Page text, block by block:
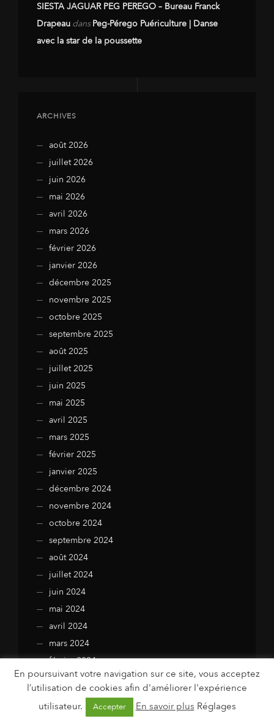
SIESTA JAGUAR PEG PEREGO – Bureau Franck
Drapeau dansPeg-Pérego Puériculture | Danse
avec la star de la poussette
ARCHIVES
août 2026
juillet 2026
juin 2026
mai 2026
avril 2026
mars 2026
février 2026
janvier 2026
décembre 2025
novembre 2025
octobre 2025
septembre 2025
août 2025
juillet 2025
juin 2025
mai 2025
avril 2025
mars 2025
février 2025
janvier 2025
décembre 2024
novembre 2024
octobre 2024
septembre 2024
août 2024
juillet 2024
juin 2024
mai 2024
avril 2024
mars 2024
février 2024
janvier 2024
décembre 2023
novembre 2023
En poursuivant votre navigation sur ce site, vous acceptez
l’utilisation de cookies afin d'améliorer l'expérience
utilisateur.
Accepter En savoir plus Réglages